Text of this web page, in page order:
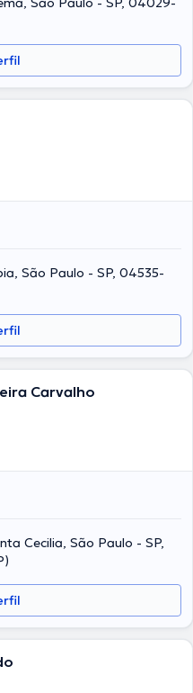
São Paulo - SP, 04535-
Carvalho
Cecilia, São Paulo - SP,